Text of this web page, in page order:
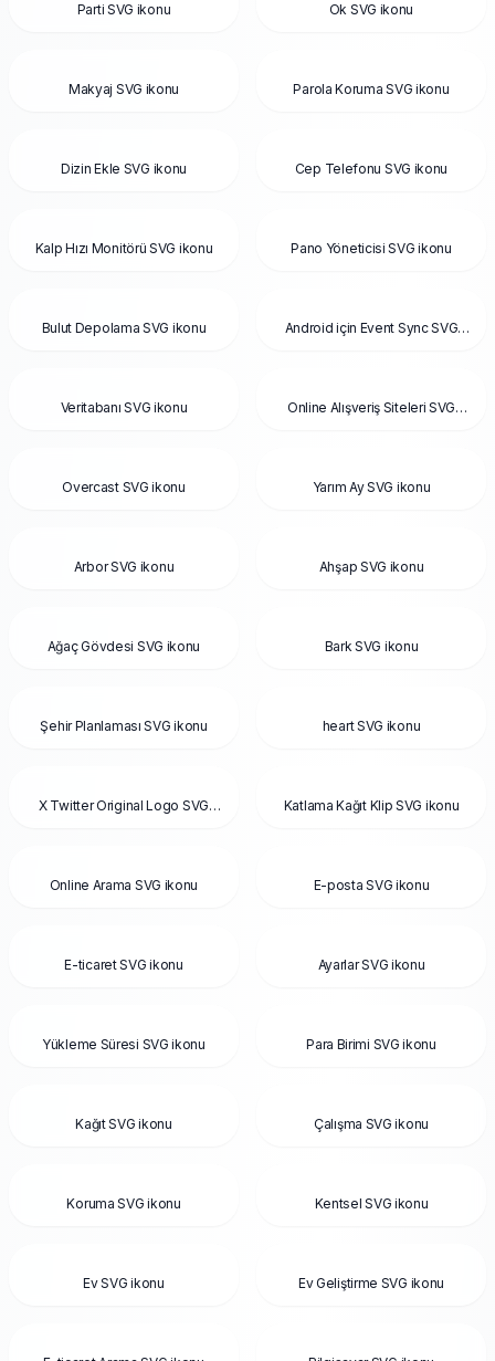
Parti SVG ikonu Ok SVG ikonu
Makyaj SVG ikonu Parola Koruma SVG ikonu
Dizin Ekle SVG ikonu Cep Telefonu SVG ikonu
Kalp Hızı Monitörü SVG ikonu Pano Yöneticisi SVG ikonu
Bulut Depolama SVG ikonu
Android için Event Sync SVG
Veritabanı SVG ikonu
Online Alışveriş Siteleri SVG
Overcast SVG ikonu Yarım Ay SVG ikonu
Arbor SVG ikonu Ahşap SVG ikonu
Ağaç Gövdesi SVG ikonu Bark SVG ikonu
Şehir Planlaması SVG ikonu heart SVG ikonu
X Twitter Original Logo SVG
Katlama Kağıt Klip SVG ikonu
Online Arama SVG ikonu E-posta SVG ikonu
E-ticaret SVG ikonu Ayarlar SVG ikonu
Yükleme Süresi SVG ikonu Para Birimi SVG ikonu
Kağıt SVG ikonu Çalışma SVG ikonu
Koruma SVG ikonu Kentsel SVG ikonu
Ev SVG ikonu Ev Geliştirme SVG ikonu